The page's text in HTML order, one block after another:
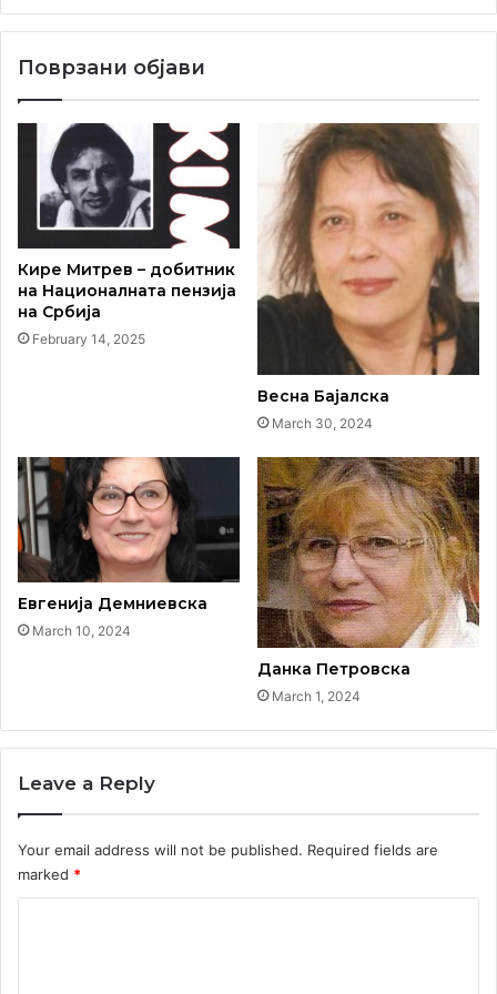
Мозаикот ,,Создавање на Нова Југославија” во
Сојузниот извршен совет, сегашната Палата Србија
Мозаикот од друг агол
Поврзани објави
Кире Митрев – добитник
на Националната пензија
на Србија
February 14, 2025
Весна Бајалска
March 30, 2024
Евгенија Демниевска
March 10, 2024
Данка Петровска
March 1, 2024
Leave a Reply
Your email address will not be published. Required fields are
marked *